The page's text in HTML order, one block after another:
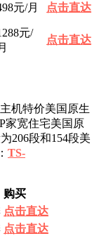
元/月 点击直达
元/
点击直达
机特价美国原生
家宽住宅美国原
206段和154段美
TS-
购买
点击直达
点击直达